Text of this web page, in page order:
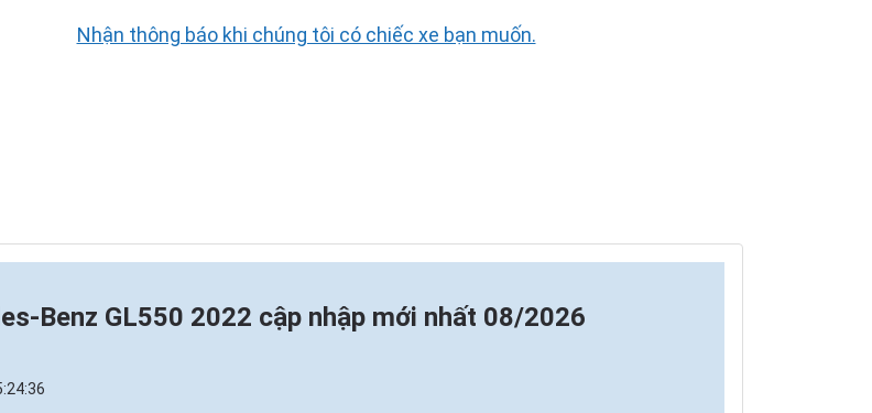
Nhận thông báo khi chúng tôi có chiếc xe bạn muốn.
Benz GL550 2022 cập nhập mới nhất 08/2026